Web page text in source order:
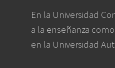
En la Universidad
a la enseñanza
en la Universidad